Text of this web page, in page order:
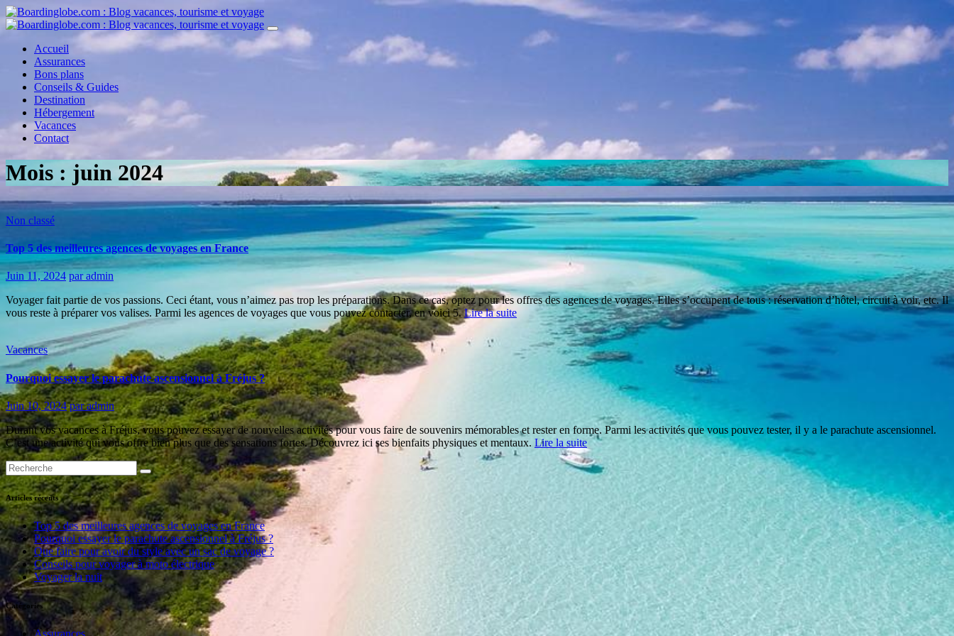
Accueil
Assurances
Bons plans
Conseils & Guides
Destination
Hébergement
Vacances
Contact
Mois : juin 2024
Non classé
Top 5 des meilleures agences de voyages en France
Juin 11, 2024 par admin
Voyager fait partie de vos passions. Ceci étant, vous n’aimez pas trop les préparations. Dans ce cas, optez pour les offres des agences de voyages. Elles s’occupent de tous : réservation d’hôtel, circuit à voir, etc. Il
vous reste à préparer vos valises. Parmi les agences de voyages que vous pouvez contacter, en voici 5.Lire la suite
Vacances
Pourquoi essayer le parachute ascensionnel à Fréjus ?
Juin 10, 2024 par admin
Durant vos vacances à Fréjus, vous pouvez essayer de nouvelles activités pour vous faire de souvenirs mémorables et rester en forme. Parmi les activités que vous pouvez tester, il y a le parachute ascensionnel.
C’est une activité qui vous offre bien plus que des sensations fortes. Découvrez ici ses bienfaits physiques et mentaux. Lire la suite
Articles récents
Top 5 des meilleures agences de voyages en France
Pourquoi essayer le parachute ascensionnel à Fréjus ?
Que faire pour avoir du style avec un sac de voyage ?
Conseils pour voyager à moto électrique
Voyager la nuit
Catégories
Assurances